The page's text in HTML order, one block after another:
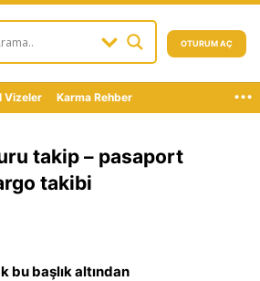
OTURUM AÇ
Vizeler Karma Rehber ...
takip – pasaport
takibi
bu başlık altından